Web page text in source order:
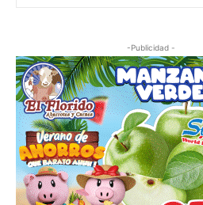
-Publicidad -